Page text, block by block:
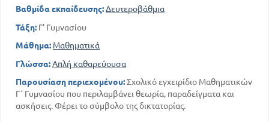
Βαθμίδα εκπαίδευσης:Δευτεροβάθμια
Τάξη: Γ' Γυμνασίου
Μάθημα: Μαθηματικά
Γλώσσα:Απλή καθαρεύουσα
Παρουσίαση περιεχομένου:Σχολικό εγχειρίδιο Μαθηματικών
Γ΄ Γυμνασίου που περιλαμβάνει θεωρία, παραδείγματα και
ασκήσεις. Φέρει το σύμβολο της δικτατορίας.